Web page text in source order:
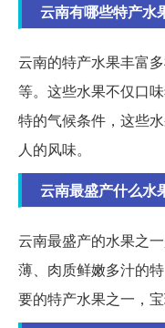
云南有哪些特产水
云南的特产水果丰富
等。这些水果不仅口
特的气候条件，这些
人的风味。
云南最盛产什么水
云南最盛产的水果之
薄、肉质鲜嫩多汁的
要的特产水果之一，